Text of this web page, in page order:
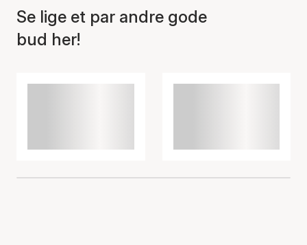
Se lige et par andre gode
bud her!